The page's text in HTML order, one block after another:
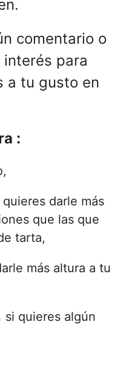
comentario o
para
a tu gusto en
:
darle más
que las que
tarta,
más altura a tu
si quieres algún